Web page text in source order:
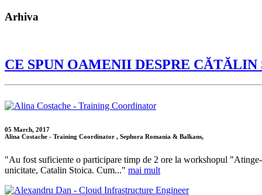
Arhiva
CE SPUN OAMENII DESPRE CĂTĂLIN
05 March, 2017
Alina Costache - Training Coordinator , Sephora Romania & Balkans,
"Au fost suficiente o participare timp de 2 ore la workshopul
unicitate, Catalin Stoica. Cum..." mai mult